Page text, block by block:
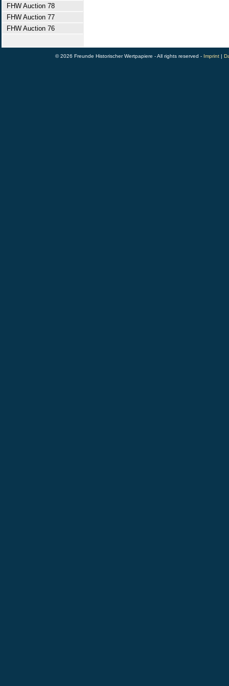
FHW Auction 78
FHW Auction 77
FHW Auction 76
© 2026 Freunde Historischer Wertpapiere - All rights reserved - Imprint |